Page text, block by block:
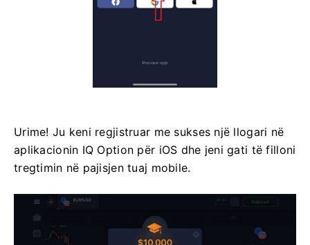
Urime! Ju keni regjistruar me sukses një llogari në
aplikacionin IQ Option për iOS dhe jeni gati të filloni
tregtimin në pajisjen tuaj mobile.